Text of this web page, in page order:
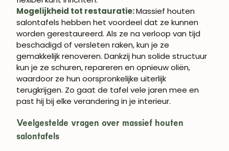
Mogelijkheid tot restauratie:Massief houten
salontafels hebben het voordeel dat ze kunnen
worden gerestaureerd. Als ze na verloop van tijd
beschadigd of versleten raken, kun je ze
gemakkelijk renoveren. Dankzij hun solide structuur
kun je ze schuren, repareren en opnieuw oliën,
waardoor ze hun oorspronkelijke uiterlijk
terugkrijgen. Zo gaat de tafel vele jaren mee en
past hij bij elke verandering in je interieur.
Veelgestelde vragen over massief houten
salontafels